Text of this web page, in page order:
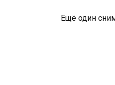
Ещё один